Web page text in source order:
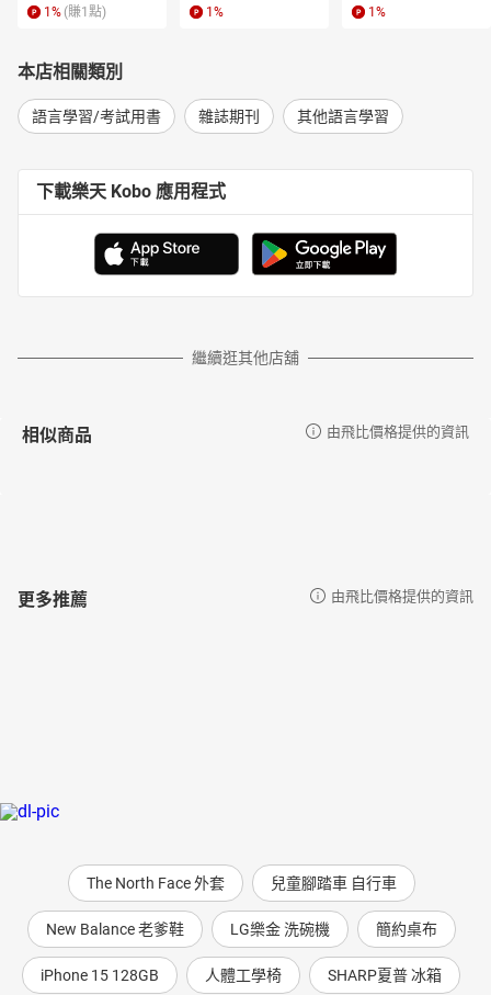
的滾起司大賽》，看看有些人會為了一塊起司拼命到什麼程度。如
訣》。這篇文章介紹地球上最長壽的人們所居住的地方。如果你想
出國旅行但不知道要去哪，讀《替代式旅遊風潮崛起》並考慮一些
你不曾考慮過的地方。曾經在抬頭賞月時看到月亮隱約的光芒嗎？
閱讀《月亮的神祕灰光》了解此現象發生的原因。本期《生活英
切。 Enjoy Editors
雜誌目錄
【主題寫作】 Is Following Celebrities a Problem? 追星是好是壞？
【好書俱樂部】 Counselling for Toads: A Psychological Adventure
蛤蟆先生去看心理師
【校園英語】 Choosing the Best Study Path 難以抉擇的學涯規畫
【健康百科(全程英文講解)】 Good Posture Gives You a Better
【生活快遞(混合題)】 Warm Your Heart with Furry Alpacas 好溫
暖！毛茸茸的羊駝療癒你心
【克漏字】 And the Hambone Award Goes to… 可愛又奇葩！火腿
【追根究底】 Browse through the History of Email 淺讀電子郵件的
歷史
【休閒小站】 Cheese-Rolling: A Race to the Bottom 翻滾吧參賽
者！瘋狂又危險的滾起司大賽
1 % (賺1 點) 1 % 1 %
本店相關類別
語言學習/考試用書 雜誌期刊 其他語言學習
下載樂天 Kobo 應用程式
繼續逛其他店舖
相似商品 由飛比價格提供的資訊
更多推薦 由飛比價格提供的資訊
The North Face 外套 兒童腳踏車 自行車
New Balance 老爹鞋 LG樂金 洗碗機 簡約桌布
iPhone 15 128GB 人體工學椅 SHARP夏普 冰箱